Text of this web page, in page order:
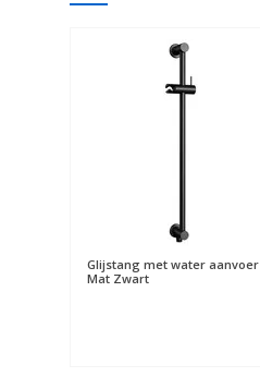
Glijstang met water aanvoer
Mat Zwart